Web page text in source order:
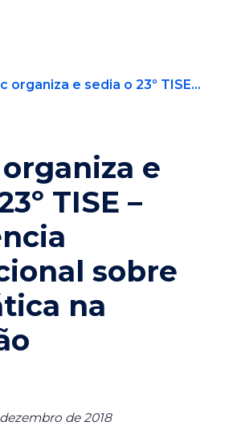
organiza e sedia o 23º TISE...
e
TISE –
sobre
na
de 2018